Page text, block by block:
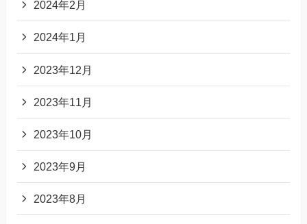
2024年2月
2024年1月
2023年12月
2023年11月
2023年10月
2023年9月
2023年8月